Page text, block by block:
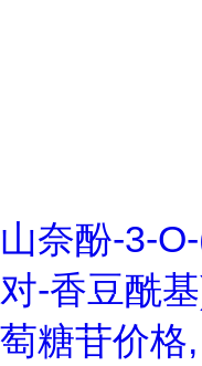
山奈酚-3-
对-香豆酰
萄糖苷价格